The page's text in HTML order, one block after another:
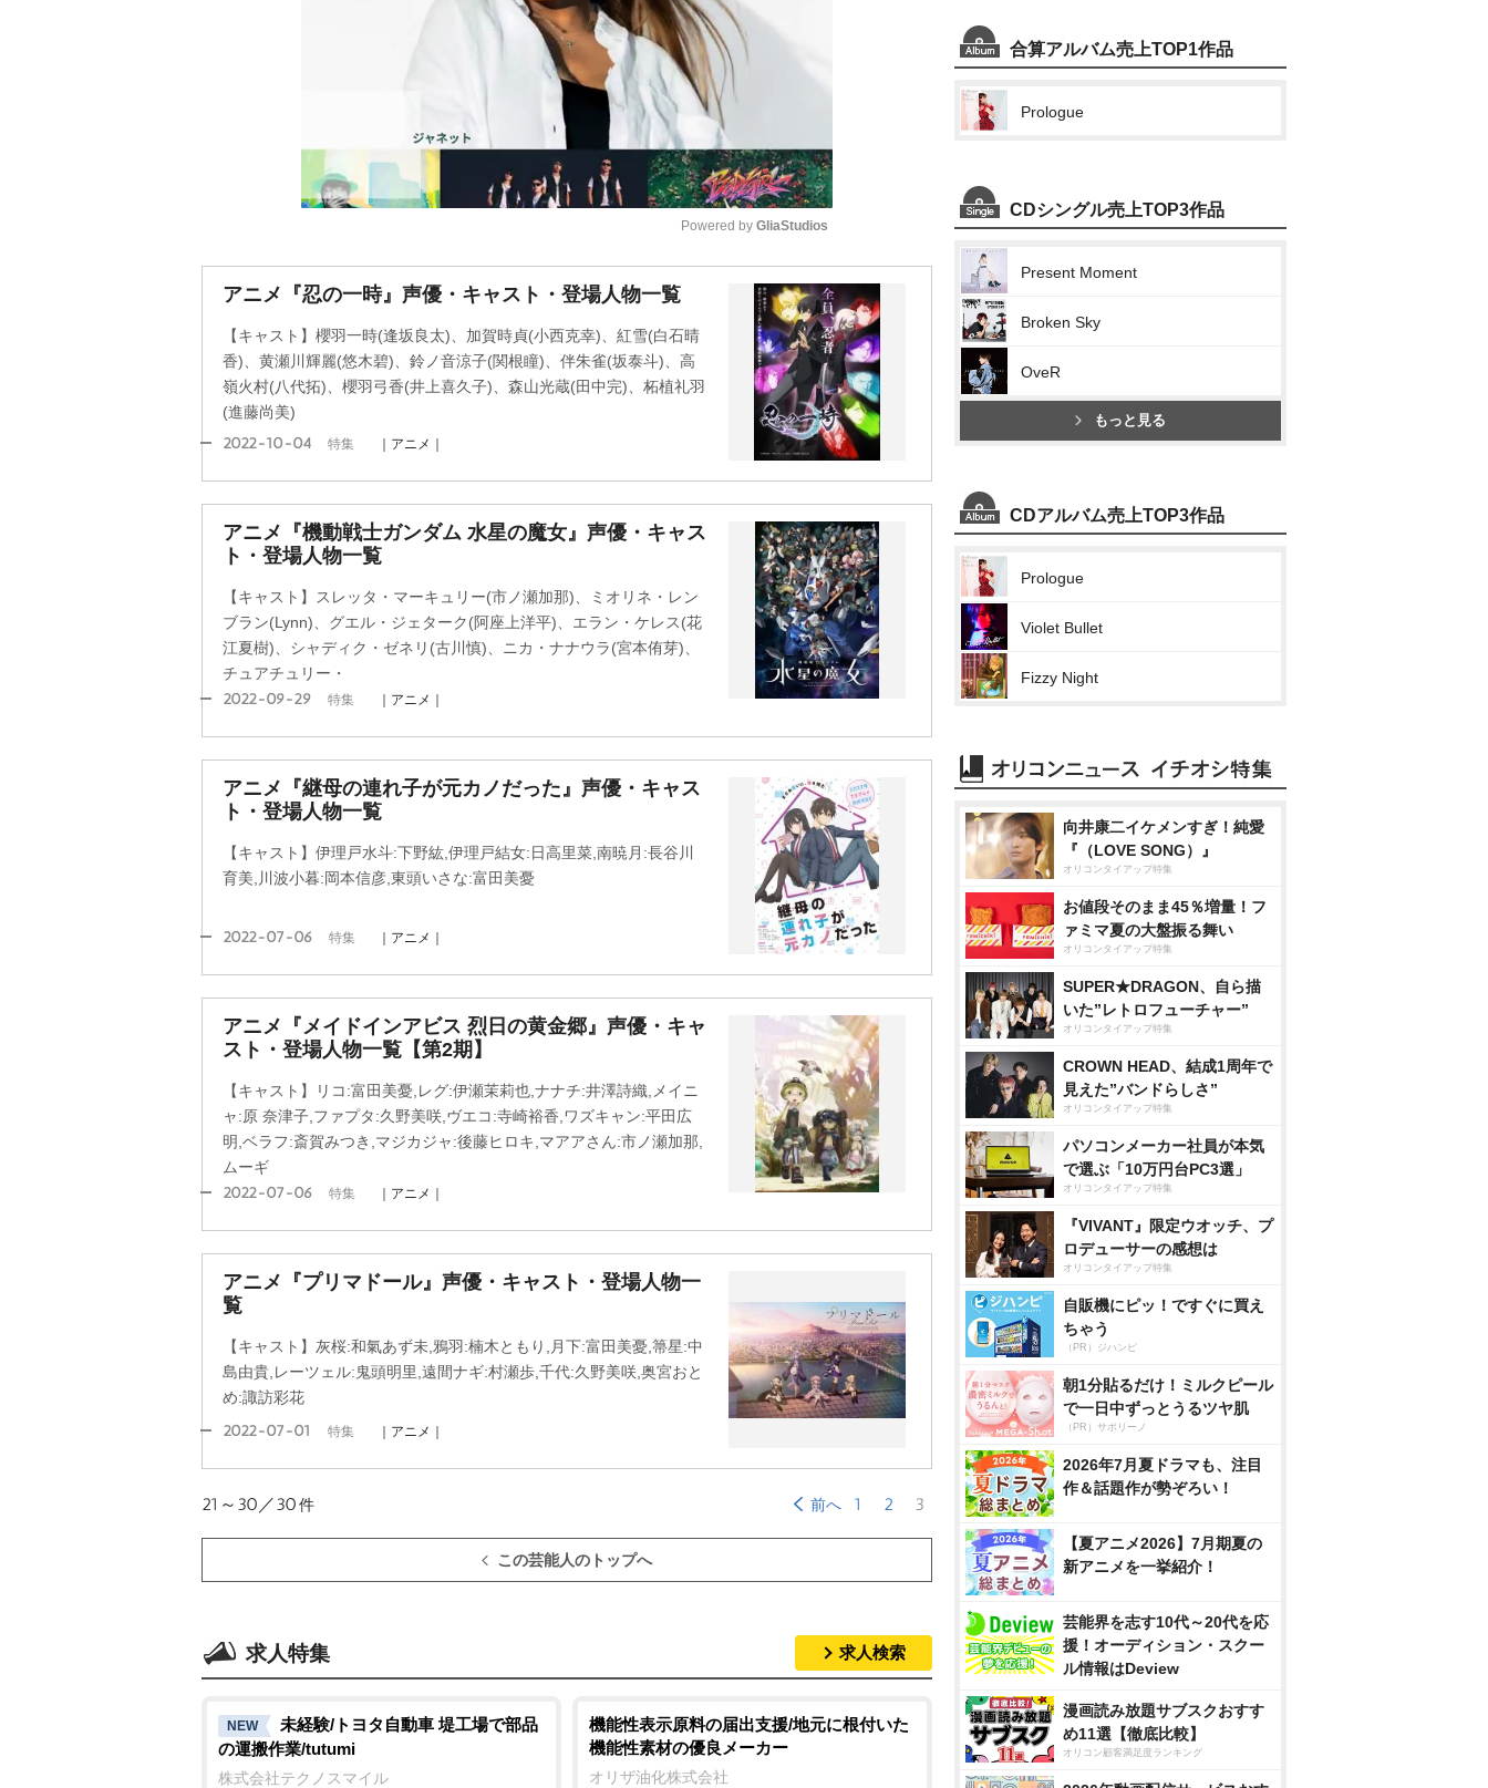
Powered by GliaStudios
アニメ『忍の一時』声優・キャスト・登場人物一覧
【キャスト】櫻羽一時(逢坂良太)、加賀時貞(小西克幸)、紅雪(白石晴
香)、黄瀬川輝麗(悠木碧)、鈴ノ音涼子(関根瞳)、伴朱雀(坂泰斗)、高
嶺火村(八代拓)、櫻羽弓香(井上喜久子)、森山光蔵(田中完)、柘植礼羽
(進藤尚美)
2022-10-04 特集 ｜アニメ｜
アニメ『機動戦士ガンダム 水星の魔女』声優・キャス
ト・登場人物一覧
【キャスト】スレッタ・マーキュリー(市ノ瀬加那)、ミオリネ・レン
ブラン(Lynn)、グエル・ジェターク(阿座上洋平)、エラン・ケレス(花
江夏樹)、シャディク・ゼネリ(古川慎)、ニカ・ナナウラ(宮本侑芽)、
チュアチュリー・
2022-09-29 特集 ｜アニメ｜
アニメ『継母の連れ子が元カノだった』声優・キャス
ト・登場人物一覧
【キャスト】伊理戸水斗:下野紘,伊理戸結女:日高里菜,南暁月:長谷川
育美,川波小暮:岡本信彦,東頭いさな:富田美憂
2022-07-06 特集 ｜アニメ｜
アニメ『メイドインアビス 烈日の黄金郷』声優・キャ
スト・登場人物一覧【第2期】
【キャスト】リコ:富田美憂,レグ:伊瀬茉莉也,ナナチ:井澤詩織,メイニ
ャ:原 奈津子,ファプタ:久野美咲,ヴエコ:寺崎裕香,ワズキャン:平田広
明,ベラフ:斎賀みつき,マジカジャ:後藤ヒロキ,マアアさん:市ノ瀬加那,
ムーギ
2022-07-06 特集 ｜アニメ｜
アニメ『プリマドール』声優・キャスト・登場人物一
覧
【キャスト】灰桜:和氣あず未,鴉羽:楠木ともり,月下:富田美憂,箒星:中
島由貴,レーツェル:鬼頭明里,遠間ナギ:村瀬歩,千代:久野美咲,奥宮おと
め:諏訪彩花
2022-07-01 特集 ｜アニメ｜
21～30／30件 前へ 1 2 3
この芸能人のトップへ
求人特集 求人検索
NEW
未経験/トヨタ自動車 堤工場で部品
の運搬作業/tutumi
株式会社テクノスマイル
機能性表示原料の届出支援/地元に根付いた
機能性素材の優良メーカー
オリザ油化株式会社
合算アルバム売上TOP1作品
Prologue
CDシングル売上TOP3作品
Present Moment
Broken Sky
OveR
もっと見る
CDアルバム売上TOP3作品
Prologue
Violet Bullet
Fizzy Night
向井康二イケメンすぎ！純愛
『（LOVE SONG）』
オリコンタイアップ特集
お値段そのまま45％増量！フ
ァミマ夏の大盤振る舞い
オリコンタイアップ特集
SUPER★DRAGON、自ら描
いた”レトロフューチャー”
オリコンタイアップ特集
CROWN HEAD、結成1周年で
見えた”バンドらしさ”
オリコンタイアップ特集
パソコンメーカー社員が本気
で選ぶ「10万円台PC3選」
オリコンタイアップ特集
『VIVANT』限定ウオッチ、プ
ロデューサーの感想は
オリコンタイアップ特集
自販機にピッ！ですぐに買え
ちゃう
（PR）ジハンピ
朝1分貼るだけ！ミルクピール
で一日中ずっとうるツヤ肌
（PR）サボリーノ
2026年7月夏ドラマも、注目
作＆話題作が勢ぞろい！
【夏アニメ2026】7月期夏の
新アニメを一挙紹介！
芸能界を志す10代～20代を応
援！オーディション・スクー
ル情報はDeview
漫画読み放題サブスクおすす
め11選【徹底比較】
オリコン顧客満足度ランキング